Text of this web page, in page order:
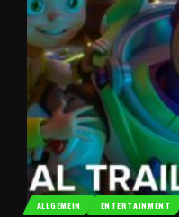
ALLGEMEIN ENTERTAINMENT